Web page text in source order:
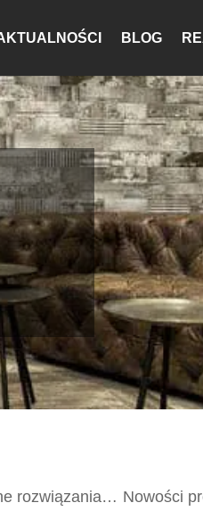
BLOG
rozwiązania… Nowości